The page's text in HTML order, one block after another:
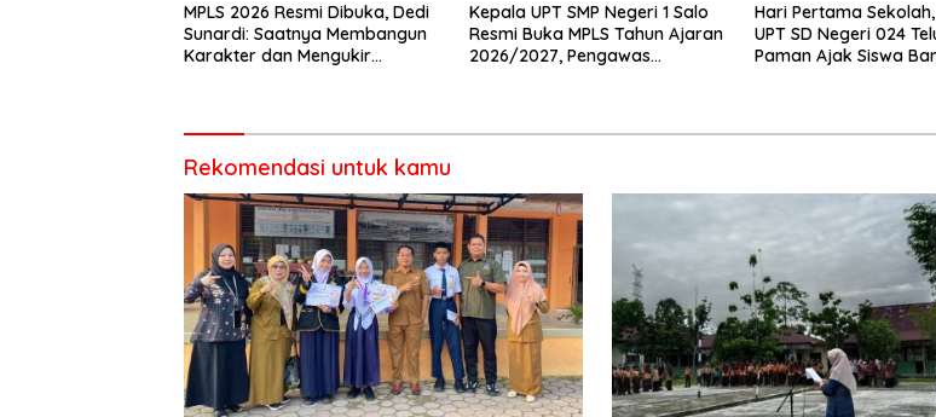
MPLS 2026 Resmi Dibuka, Dedi
Sunardi: Saatnya Membangun
Karakter dan Mengukir
Kepala UPT SMP Negeri 1 Salo
Resmi Buka MPLS Tahun Ajaran
2026/2027, Pengawas
Hari Pertama
UPT SD Negeri 024
Paman Ajak Siswa
Rekomendasi untuk kamu